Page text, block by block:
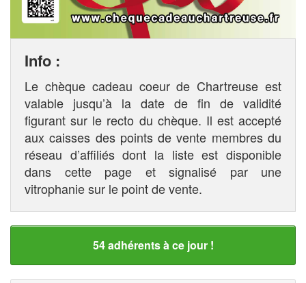
Info :
Le chèque cadeau coeur de Chartreuse est
valable jusqu’à la date de fin de validité
figurant sur le recto du chèque. Il est accepté
aux caisses des points de vente membres du
réseau d’affiliés dont la liste est disponible
dans cette page et signalisé par une
vitrophanie sur le point de vente.
54 adhérents à ce jour !